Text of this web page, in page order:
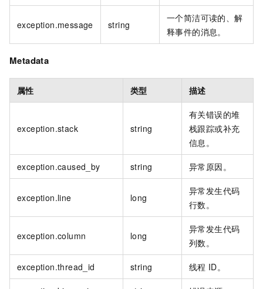
exception.message string
一个简洁可读的、解
释事件的消息。
Metadata
属性 类型 描述
exception.stack string
有关错误的堆
栈跟踪或补充
信息。
exception.caused_by string 异常原因。
exception.line long
异常发生代码
行数。
exception.column long
异常发生代码
列数。
exception.thread_id string 线程 ID。